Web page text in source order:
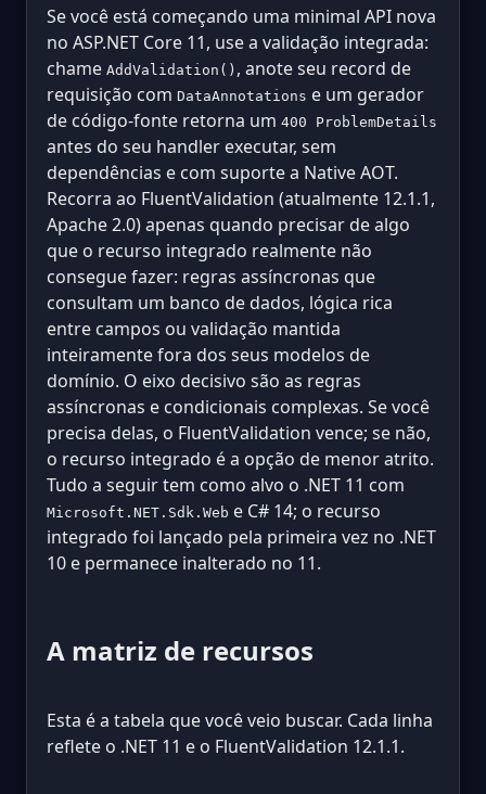
Se você está começando uma minimal API nova
no ASP.NET Core 11, use a validação integrada:
chame AddValidation() , anote seu record de
requisição com DataAnnotations e um gerador
de código-fonte retorna um 400 ProblemDetails
antes do seu handler executar, sem
dependências e com suporte a Native AOT.
Recorra ao FluentValidation (atualmente 12.1.1,
Apache 2.0) apenas quando precisar de algo
que o recurso integrado realmente não
consegue fazer: regras assíncronas que
consultam um banco de dados, lógica rica
entre campos ou validação mantida
inteiramente fora dos seus modelos de
domínio. O eixo decisivo são as regras
assíncronas e condicionais complexas. Se você
precisa delas, o FluentValidation vence; se não,
o recurso integrado é a opção de menor atrito.
Tudo a seguir tem como alvo o .NET 11 com
Microsoft.NET.Sdk.Web e C# 14; o recurso
integrado foi lançado pela primeira vez no .NET
10 e permanece inalterado no 11.
A matriz de recursos
Esta é a tabela que você veio buscar. Cada linha
reflete o .NET 11 e o FluentValidation 12.1.1.